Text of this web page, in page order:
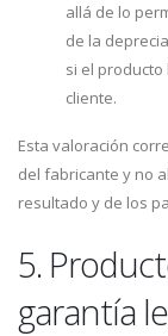
allá de lo
de la
si el
cliente.
Esta valoración
del fabricante y no
resultado y de los
5.
garantía